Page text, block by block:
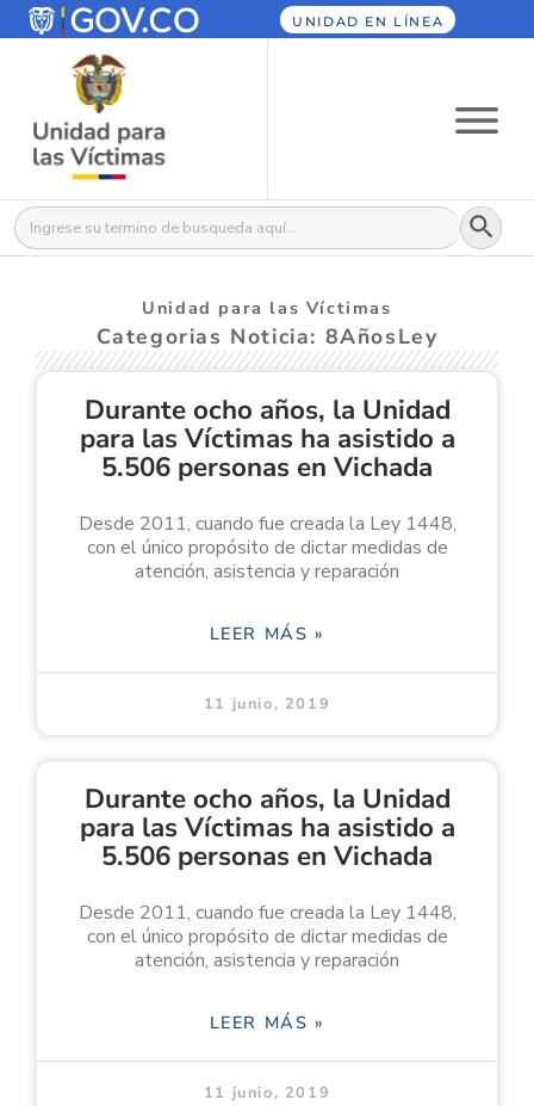
UNIDAD EN LÍNEA
Buscar: Botón
Unidad para las Víctimas
Categorias Noticia: 8AñosLey
Durante ocho años, la Unidad
para las Víctimas ha asistido a
5.506 personas en Vichada
Desde 2011, cuando fue creada la Ley 1448,
con el único propósito de dictar medidas de
atención, asistencia y reparación
LEER MÁS »
11 junio, 2019
Durante ocho años, la Unidad
para las Víctimas ha asistido a
5.506 personas en Vichada
Desde 2011, cuando fue creada la Ley 1448,
con el único propósito de dictar medidas de
atención, asistencia y reparación
LEER MÁS »
11 junio, 2019